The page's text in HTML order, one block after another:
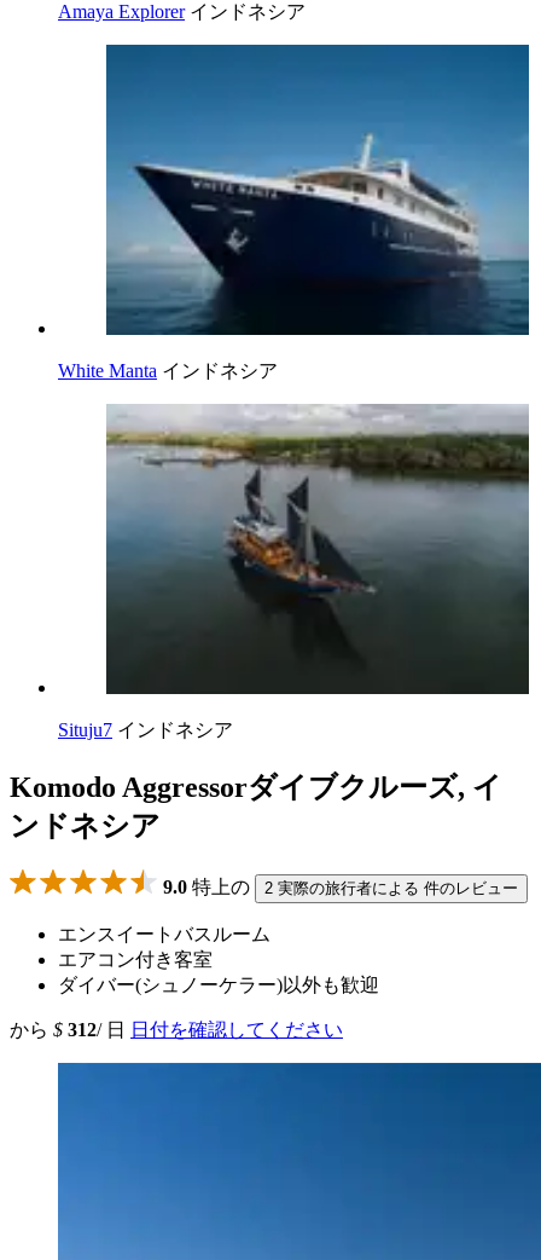
Amaya Explorer インドネシア
White Manta インドネシア
Situju7 インドネシア
Komodo Aggressorダイブクルーズ, イ
ンドネシア
9.0 特上の 2 実際の旅行者による 件のレビュー
エンスイートバスルーム
エアコン付き客室
ダイバー(シュノーケラー)以外も歓迎
から $ 312/ 日 日付を確認してください